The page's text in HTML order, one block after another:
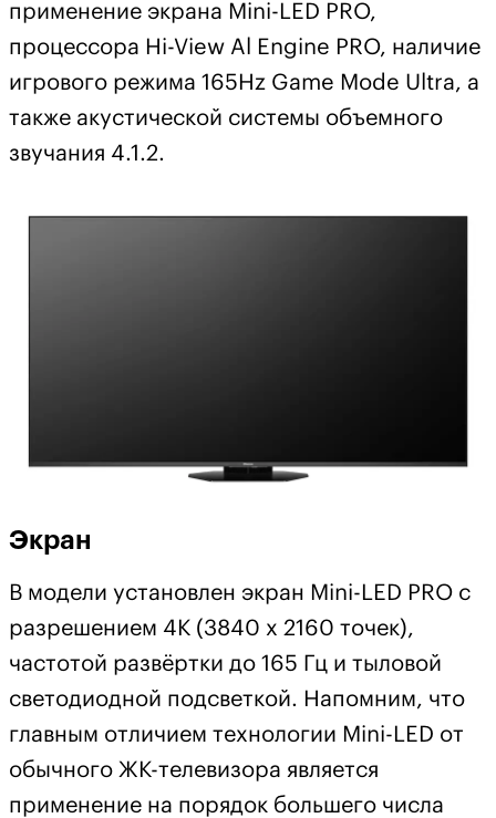
применение экрана Mini-LED PRO,
процессора Hi-View Al Engine PRO, наличие
игрового режима 165Hz Game Mode Ultra, а
также акустической системы объемного
звучания 4.1.2.
Экран
В модели установлен экран Mini-LED PRO с
разрешением 4К (3840 х 2160 точек),
частотой развёртки до 165 Гц и тыловой
светодиодной подсветкой. Напомним, что
главным отличием технологии Mini-LED от
обычного ЖК-телевизора является
применение на порядок большего числа